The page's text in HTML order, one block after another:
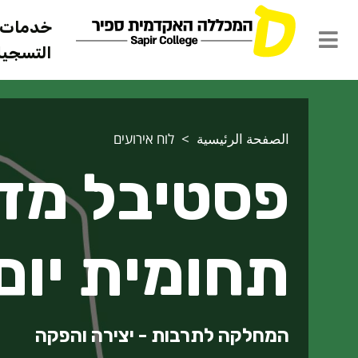
خدمات
الصفحة الرئيسية לוח אירועים
פסטיבל
תחומית יום 2/3
המחלקה לתרבות - יצירה והפקה